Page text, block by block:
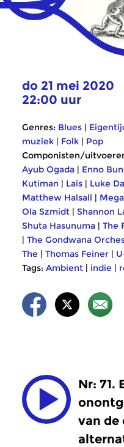
do 21 mei 2020
22:00 uur
Genres: Blues |
muziek | Folk | Pop
Componisten/
Ayub Ogada | Enno
Kutiman | Laïs | Luke
Matthew Halsall |
Ola Szmidt | Shannon
Shuta Hasunuma | The
| The Gondwana
The | Thomas Feiner |
Tags: Ambient | indie |
Nr: 71.
van de